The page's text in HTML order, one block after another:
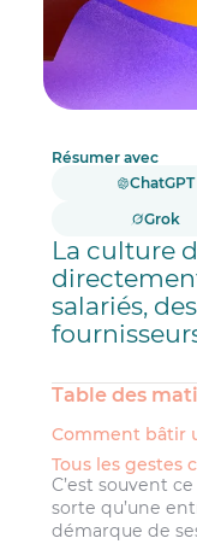
Résumer avec
ChatGPT
Grok
La culture
salariés,
Table des
Comment bâtir
Tous les gestes
C’est souvent
sorte qu’une
démarque de